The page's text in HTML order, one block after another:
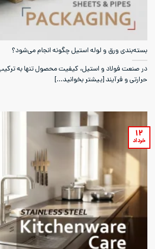
بسته‌بندی ورق و لوله استیل چگونه انجام می‌شود؟
در صنعت فولاد و استیل، کیفیت محصول تنها به
حرارتی و فرآیند [بیشتر بخوانید...]
۱۲
خرداد